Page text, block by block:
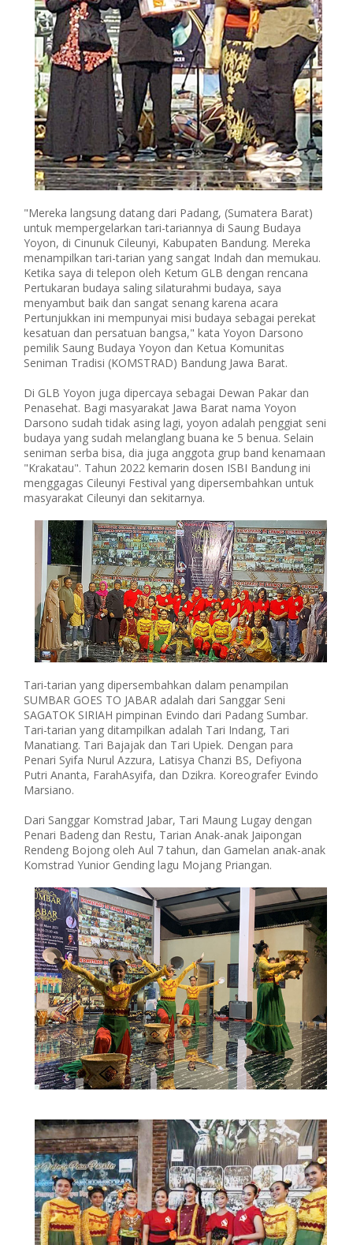
"Mereka langsung datang dari Padang, (Sumatera Barat)
untuk mempergelarkan tari-tariannya di Saung Budaya
Yoyon, di Cinunuk Cileunyi, Kabupaten Bandung. Mereka
menampilkan tari-tarian yang sangat Indah dan memukau.
Ketika saya di telepon oleh Ketum GLB dengan rencana
Pertukaran budaya saling silaturahmi budaya, saya
menyambut baik dan sangat senang karena acara
Pertunjukkan ini mempunyai misi budaya sebagai perekat
kesatuan dan persatuan bangsa," kata Yoyon Darsono
pemilik Saung Budaya Yoyon dan Ketua Komunitas
Seniman Tradisi (KOMSTRAD) Bandung Jawa Barat.
Di GLB Yoyon juga dipercaya sebagai Dewan Pakar dan
Penasehat. Bagi masyarakat Jawa Barat nama Yoyon
Darsono sudah tidak asing lagi, yoyon adalah penggiat seni
budaya yang sudah melanglang buana ke 5 benua. Selain
seniman serba bisa, dia juga anggota grup band kenamaan
"Krakatau". Tahun 2022 kemarin dosen ISBI Bandung ini
menggagas Cileunyi Festival yang dipersembahkan untuk
masyarakat Cileunyi dan sekitarnya.
Tari-tarian yang dipersembahkan dalam penampilan
SUMBAR GOES TO JABAR adalah dari Sanggar Seni
SAGATOK SIRIAH pimpinan Evindo dari Padang Sumbar.
Tari-tarian yang ditampilkan adalah Tari Indang, Tari
Manatiang. Tari Bajajak dan Tari Upiek. Dengan para
Penari Syifa Nurul Azzura, Latisya Chanzi BS, Defiyona
Putri Ananta, FarahAsyifa, dan Dzikra. Koreografer Evindo
Marsiano.
Dari Sanggar Komstrad Jabar, Tari Maung Lugay dengan
Penari Badeng dan Restu, Tarian Anak-anak Jaipongan
Rendeng Bojong oleh Aul 7 tahun, dan Gamelan anak-anak
Komstrad Yunior Gending lagu Mojang Priangan.